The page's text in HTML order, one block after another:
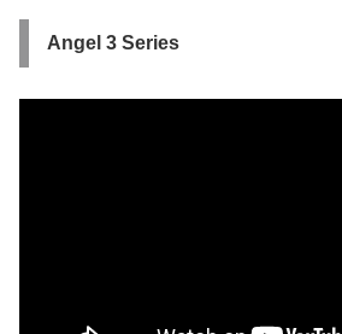
Angel 3 Series